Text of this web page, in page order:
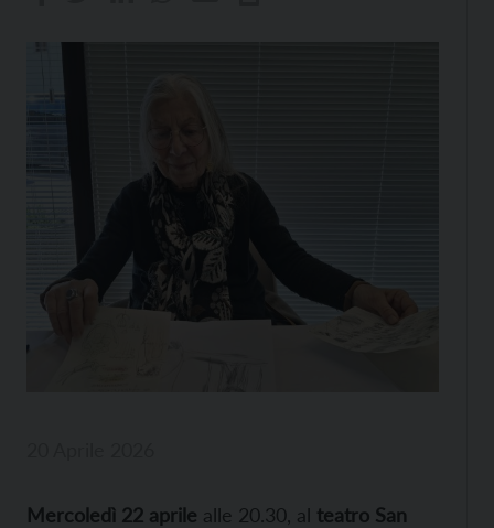
Mercoledì 22 aprile alle 20.30, al teatro San